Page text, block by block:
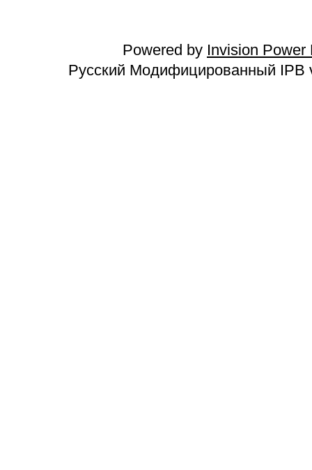
Powered by Invision Power
Русский Модифицированный IPB